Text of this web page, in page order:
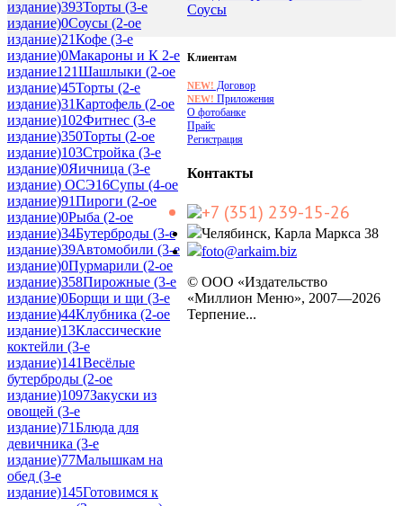
издание)393Торты (3-е
издание)0Соусы (2-ое
издание)21Кофе (3-е
издание)0Макароны и К 2-е
издание121Шашлыки (2-ое
издание)45Торты (2-е
издание)31Картофель (2-ое
издание)102Фитнес (3-е
издание)350Торты (2-ое
издание)103Стройка (3-е
издание)0Яичница (3-е
издание) ОСЭ16Супы (4-ое
издание)91Пироги (2-ое
издание)0Рыба (2-ое
издание)34Бутерброды (3-е
издание)39Автомобили (3-е
издание)0Пурмарили (2-ое
издание)358Пирожные (3-е
издание)0Борщи и щи (3-е
издание)44Клубника (2-ое
издание)13Классические
коктейли (3-е
издание)141Весёлые
бутерброды (2-ое
издание)1097Закуски из
овощей (3-е
издание)71Блюда для
девичника (3-е
издание)77Малышкам на
обед (3-е
издание)145Готовимся к
Соусы
Клиентам
NEW! Договор
NEW! Приложения
О фотобанке
Прайс
Регистрация
Контакты
+7 (351) 239-15-26
Челябинск, Карла Маркса 38
foto@arkaim.biz
© ООО «Издательство
«Миллион Меню», 2007—2026
Терпение...